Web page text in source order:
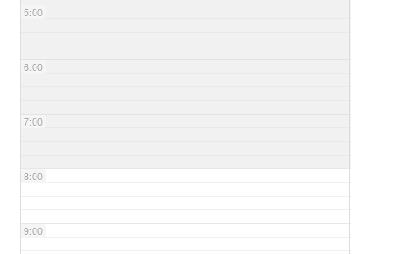
5:00
6:00
7:00
8:00
9:00